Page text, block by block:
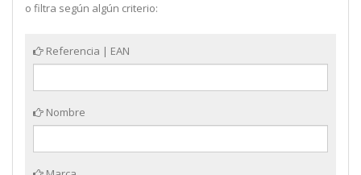
o filtra según algún criterio:
Referencia | EAN
Nombre